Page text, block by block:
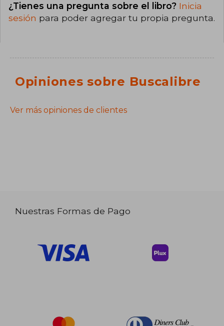
¿Tienes una pregunta sobre el libro? Inicia
sesión para poder agregar tu propia pregunta.
Opiniones sobre Buscalibre
Ver más opiniones de clientes
Nuestras Formas de Pago